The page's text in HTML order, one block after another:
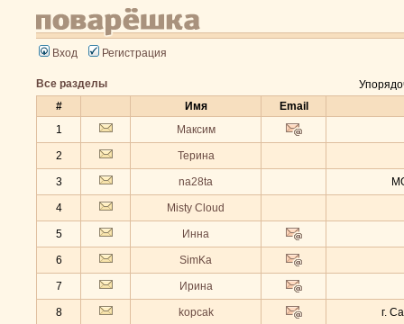
Вход Регистрация
Все разделы
#
Имя
Email
1
Максим
2 Терина
3 na28ta
4 Misty Cloud
5 Инна
6 SimKa
7 Ирина
8 kopcak г.